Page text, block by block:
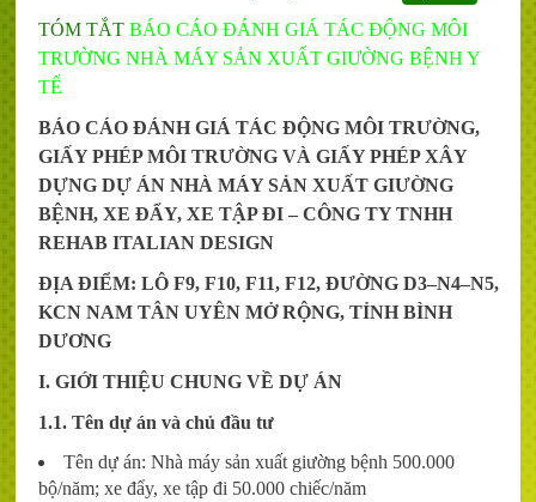
TÓM TẮT BÁO CÁO ĐÁNH GIÁ TÁC ĐỘNG MÔI
TRƯỜNG NHÀ MÁY SẢN XUẤT GIƯỜNG BỆNH Y
TẾ
BÁO CÁO ĐÁNH GIÁ TÁC ĐỘNG MÔI TRƯỜNG,
GIẤY PHÉP MÔI TRƯỜNG VÀ GIẤY PHÉP XÂY
DỰNG DỰ ÁN NHÀ MÁY SẢN XUẤT GIƯỜNG
BỆNH, XE ĐẨY, XE TẬP ĐI – CÔNG TY TNHH
REHAB ITALIAN DESIGN
ĐỊA ĐIỂM: LÔ F9, F10, F11, F12, ĐƯỜNG D3–N4–N5,
KCN NAM TÂN UYÊN MỞ RỘNG, TỈNH BÌNH
DƯƠNG
I. GIỚI THIỆU CHUNG VỀ DỰ ÁN
1.1. Tên dự án và chủ đầu tư
Tên dự án: Nhà máy sản xuất giường bệnh 500.000
bộ/năm; xe đẩy, xe tập đi 50.000 chiếc/năm